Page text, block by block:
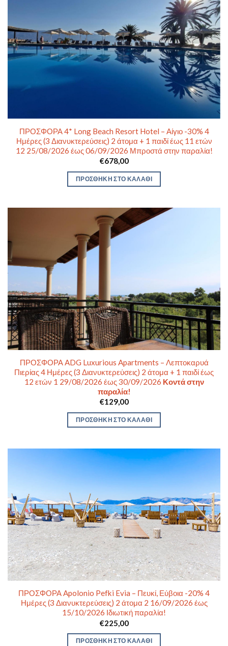
ΠΡΟΣΦΟΡΑ 4* Long Beach Resort Hotel – Αίγιο -30% 4
Ημέρες (3 Διανυκτερεύσεις) 2 άτομα + 1 παιδί έως 11 ετών
12 25/08/2026 έως 06/09/2026 Μπροστά στην παραλία!
€678,00
ΠΡΟΣΘΉΚΗ ΣΤΟ ΚΑΛΆΘΙ
ΠΡΟΣΦΟΡΑ ADG Luxurious Apartments – Λεπτοκαρυά
Πιερίας 4 Ημέρες (3 Διανυκτερεύσεις) 2 άτομα + 1 παιδί έως
12 ετών 1 29/08/2026 έως 30/09/2026 Κοντά στην
παραλία!
€129,00
ΠΡΟΣΘΉΚΗ ΣΤΟ ΚΑΛΆΘΙ
ΠΡΟΣΦΟΡΑ Apolonio Pefki Evia – Πευκί, Εύβοια -20% 4
Ημέρες (3 Διανυκτερεύσεις) 2 άτομα 2 16/09/2026 έως
15/10/2026 Ιδιωτική παραλία!
€225,00
ΠΡΟΣΘΉΚΗ ΣΤΟ ΚΑΛΆΘΙ